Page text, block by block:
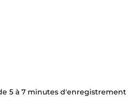
5 à 7 minutes d'enregistrement